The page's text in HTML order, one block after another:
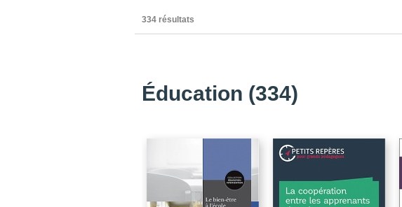
334 résultats
Éducation (334)